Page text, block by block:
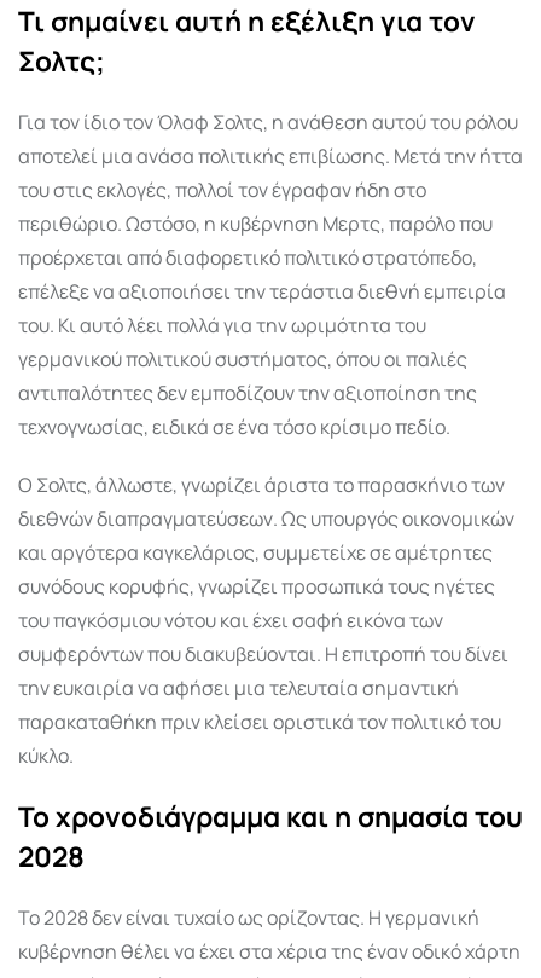
Τι σημαίνει αυτή η εξέλιξη για τον
Σολτς;
Για τον ίδιο τον Όλαφ Σολτς, η ανάθεση αυτού του ρόλου
αποτελεί μια ανάσα πολιτικής επιβίωσης. Μετά την ήττα
του στις εκλογές, πολλοί τον έγραφαν ήδη στο
περιθώριο. Ωστόσο, η κυβέρνηση Μερτς, παρόλο που
προέρχεται από διαφορετικό πολιτικό στρατόπεδο,
επέλεξε να αξιοποιήσει την τεράστια διεθνή εμπειρία
του. Κι αυτό λέει πολλά για την ωριμότητα του
γερμανικού πολιτικού συστήματος, όπου οι παλιές
αντιπαλότητες δεν εμποδίζουν την αξιοποίηση της
τεχνογνωσίας, ειδικά σε ένα τόσο κρίσιμο πεδίο.
Ο Σολτς, άλλωστε, γνωρίζει άριστα το παρασκήνιο των
διεθνών διαπραγματεύσεων. Ως υπουργός οικονομικών
και αργότερα καγκελάριος, συμμετείχε σε αμέτρητες
συνόδους κορυφής, γνωρίζει προσωπικά τους ηγέτες
του παγκόσμιου νότου και έχει σαφή εικόνα των
συμφερόντων που διακυβεύονται. Η επιτροπή του δίνει
την ευκαιρία να αφήσει μια τελευταία σημαντική
παρακαταθήκη πριν κλείσει οριστικά τον πολιτικό του
κύκλο.
Το χρονοδιάγραμμα και η σημασία του
2028
Το 2028 δεν είναι τυχαίο ως ορίζοντας. Η γερμανική
κυβέρνηση θέλει να έχει στα χέρια της έναν οδικό χάρτη